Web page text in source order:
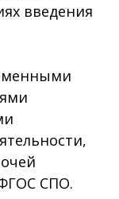
введения
СПО.